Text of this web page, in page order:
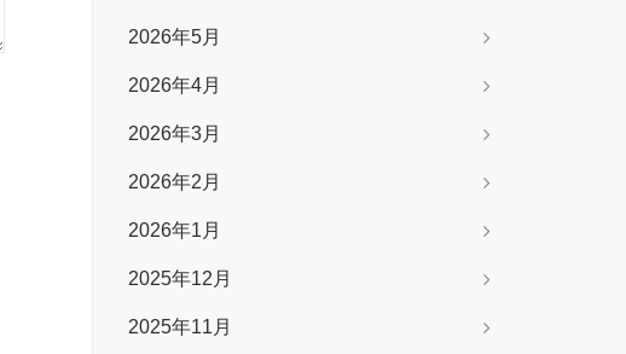
2026年5月
2026年4月
2026年3月
2026年2月
2026年1月
2025年12月
2025年11月